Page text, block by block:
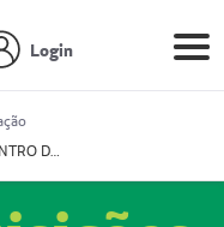
Login
Prestador CENTRO DE ONCOLOGIA